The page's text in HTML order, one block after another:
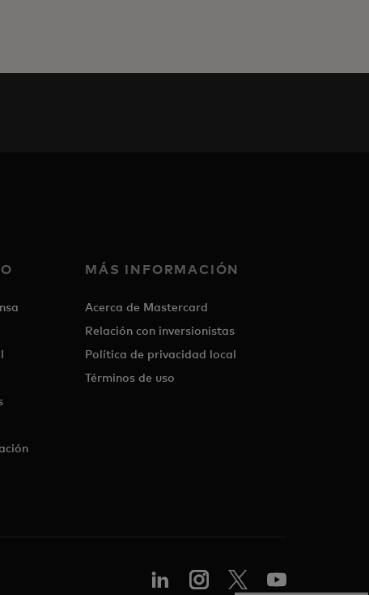
MÁS INFORMACIÓN
Acerca de Mastercard
Relación con inversionistas
Política de privacidad local
Términos de uso